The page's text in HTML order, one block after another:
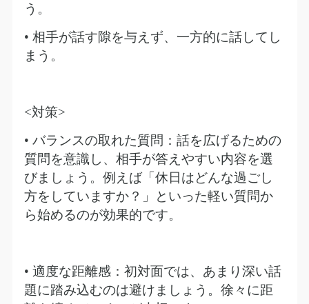
う。
• 相手が話す隙を与えず、一方的に話してし
まう。
<対策>
• バランスの取れた質問：話を広げるための
質問を意識し、相手が答えやすい内容を選
びましょう。例えば「休日はどんな過ごし
方をしていますか？」といった軽い質問か
ら始めるのが効果的です。
• 適度な距離感：初対面では、あまり深い話
題に踏み込むのは避けましょう。徐々に距